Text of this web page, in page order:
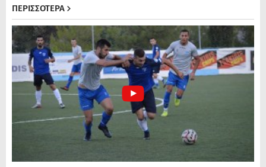
ΠΕΡΙΣΣΟΤΕΡΑ